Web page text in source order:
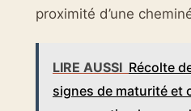
proximité d’une
LIRE AUSSI Récolte
signes de maturité et